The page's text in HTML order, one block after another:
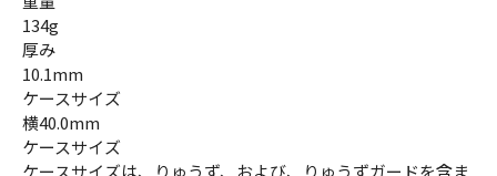
134g
厚み
10.1mm
ケースサイズ
横40.0mm
ケースサイズ
ケースサイズは、りゅうず、および、りゅうずガードを含ま